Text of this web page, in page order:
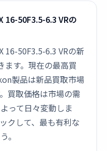
16-50F3.5-6.3 VRの
16-50F3.5-6.3 VRの新
ます。現在の最高買
製品は新品買取市場
買取価格は市場の需
って日々変動しま
クして、最も有利な
。